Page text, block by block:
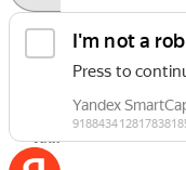
Запросить код
Уже есть аккаунт?
Или